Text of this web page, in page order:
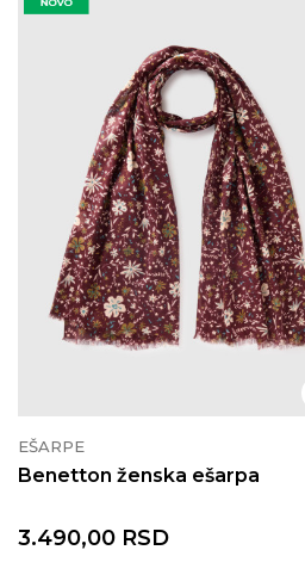
EŠARPE
Benetton ženska ešarpa
3.490,00 RSD